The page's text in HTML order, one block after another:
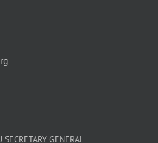
GENERAL